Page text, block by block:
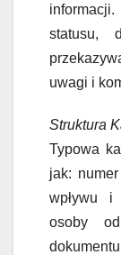
statusu,
uwagi i
Struktura
Typowa
jak:
wpływu i
osoby